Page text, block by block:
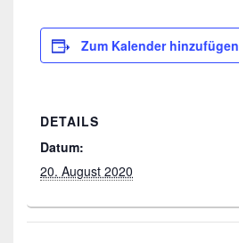
Zum Kalender hinzufügen
DETAILS
Datum:
20. August 2020